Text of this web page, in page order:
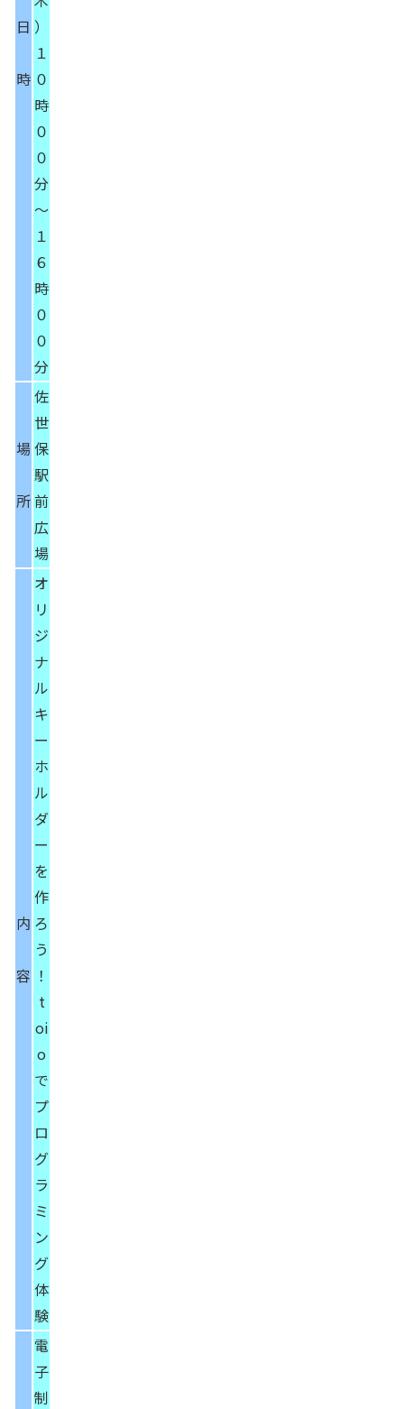
日
時
）
１
０
時
０
０
分
～
１
６
時
０
０
分
場
所
佐
世
保
駅
前
広
場
内
容
オ
リ
ジ
ナ
ル
キ
ー
ホ
ル
ダ
ー
を
作
ろ
う
！
t
oi
o
で
プ
ロ
グ
ラ
ミ
ン
グ
体
験
電
子
制